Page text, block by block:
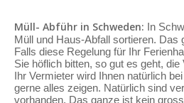
Müll- Abführ in Schweden: In
Müll und Haus-Abfall sortieren. Das
Falls diese Regelung für Ihr
Sie höflich bitten, so gut es geht,
Ihr Vermieter wird Ihnen natürlich
gerne alles zeigen. Natürlich sind
vorhanden. Das ganze ist kein